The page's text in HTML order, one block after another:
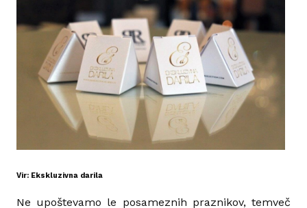
Vir: Ekskluzivna darila
Ne upoštevamo le posameznih praznikov, temveč